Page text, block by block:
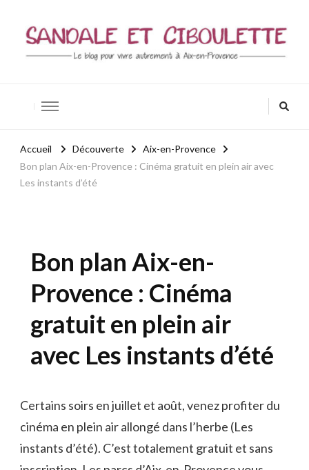
Accueil Découverte
Aix-en-Provence
Bon plan Aix-en-Provence : Cinéma gratuit en plein air avec
Les instants d’été
Bon plan Aix-en-
Provence : Cinéma
gratuit en plein air
avec Les instants d’été
Certains soirs en juillet et août, venez profiter du
cinéma en plein air allongé dans l’herbe (Les
instants d’été). C’est totalement gratuit et sans